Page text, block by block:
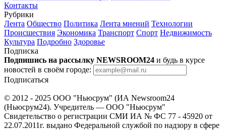
Контакты
Рубрики
Лента Общество Политика Лента мнений Технологии
Происшествия Экономика Транспорт Спорт Недвижимость
Культура Подробно Здоровье
Подписка
Подпишись на рассылку NEWSROOM24 и будь в курсе
новостей в своём городе:
Подписаться
© 2012 - 2025 ООО "Ньюсрум" (ИА Newsroom24
(Ньюсрум24). Учредитель — ООО "Ньюсрум"
Свидетельство о регистрации СМИ ИА № ФС 77 - 45920 от
22.07.2011г. выдано Федеральной службой по надзору в сфере